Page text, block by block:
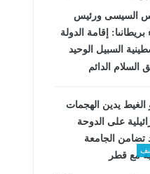
السيسى ورئيس
بريطانىا: إقامة الدولة
السبيل الوحيد
السلام الدائم